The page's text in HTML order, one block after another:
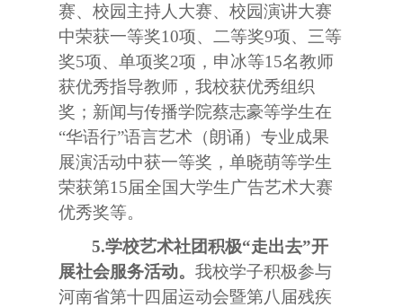
赛、校园主持人大赛、校园演讲大赛
中荣获一等奖10项、二等奖9项、三等
奖5项、单项奖2项，申冰等15名教师
获优秀指导教师，我校获优秀组织
奖；新闻与传播学院蔡志豪等学生在
“华语行”语言艺术（朗诵）专业成果
展演活动中获一等奖，单晓萌等学生
荣获第15届全国大学生广告艺术大赛
优秀奖等。
5.学校艺术社团积极“走出去”开
展社会服务活动。 我校学子积极参与
河南省第十四届运动会暨第八届残疾